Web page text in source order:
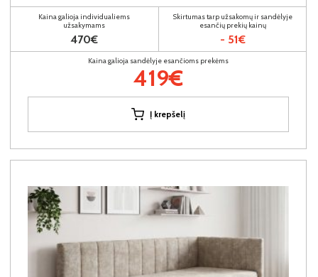
Kaina galioja individualiems
užsakymams
470€
Skirtumas tarp užsakomų ir sandėlyje
esančių prekių kainų
- 51€
Kaina galioja sandėlyje esančioms prekėms
419€
Į krepšelį